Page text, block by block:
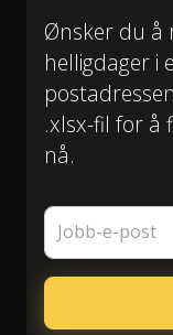
Ønsker du å
helligdager i
.xlsx-fil for å
nå.
Jobb-e-post